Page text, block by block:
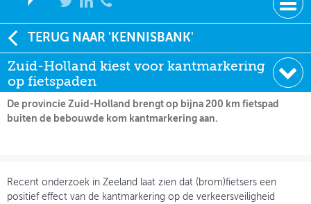
NIEUWS
BIJEENKOMSTEN
KENNISBANK
ADRESSENBOEK
THEMASITES
TERUG NAAR 'KENNISBANK'
Zuid-Holland kiest voor kantmarkering
op fietspaden
Soort:
Nieuws Fietsberaad
Datum:
09-06-2021
De provincie Zuid-Holland brengt op bijna 200 km fietspad
buiten de bebouwde kom kantmarkering aan.
Recent onderzoek in Zeeland laat zien dat (brom)fietsers een
positief effect van de kantmarkering op de verkeersveiligheid